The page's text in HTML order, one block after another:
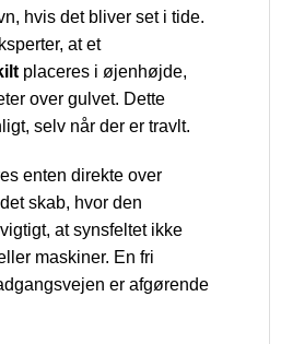
hvis det bliver set i tide.
at et
placeres i øjenhøjde,
over gulvet. Dette
selv når der er travlt.
enten direkte over
skab, hvor den
at synsfeltet ikke
maskiner. En fri
er afgørende